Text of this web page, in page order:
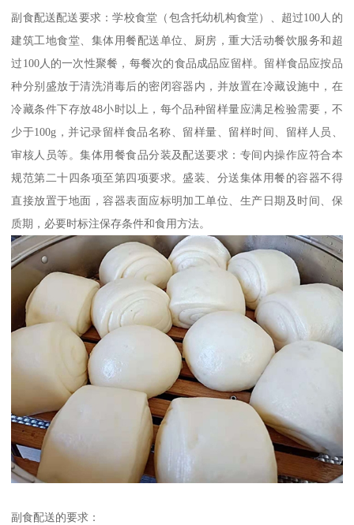
副食配送配送要求：学校食堂（包含托幼机构食堂）、超过100人的
建筑工地食堂、集体用餐配送单位、厨房，重大活动餐饮服务和超
过100人的一次性聚餐，每餐次的食品成品应留样。留样食品应按品
种分别盛放于清洗消毒后的密闭容器内，并放置在冷藏设施中，在
冷藏条件下存放48小时以上，每个品种留样量应满足检验需要，不
少于100g，并记录留样食品名称、留样量、留样时间、留样人员、
审核人员等。集体用餐食品分装及配送要求：专间内操作应符合本
规范第二十四条项至第四项要求。盛装、分送集体用餐的容器不得
直接放置于地面，容器表面应标明加工单位、生产日期及时间、保
质期，必要时标注保存条件和食用方法。
副食配送的要求：